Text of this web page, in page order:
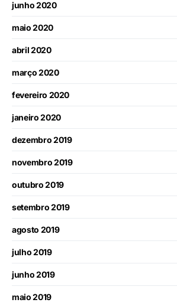
junho 2020
maio 2020
abril 2020
março 2020
fevereiro 2020
janeiro 2020
dezembro 2019
novembro 2019
outubro 2019
setembro 2019
agosto 2019
julho 2019
junho 2019
maio 2019